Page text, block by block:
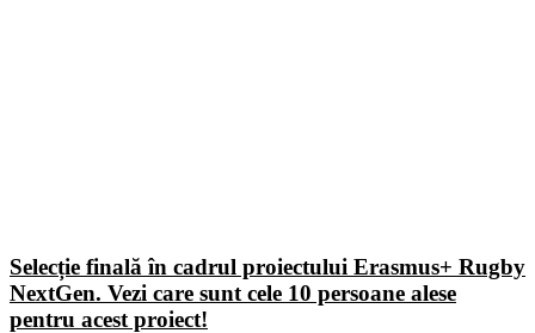
Selecție finală în cadrul proiectului Erasmus+ Rugby
NextGen. Vezi care sunt cele 10 persoane alese
pentru acest proiect!